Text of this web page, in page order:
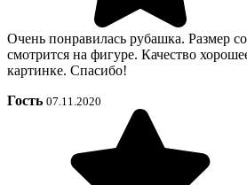
Очень понравилась рубашка. Размер
смотрится на фигуре. Качество
картинке. Спасибо!
Гость 07.11.2020